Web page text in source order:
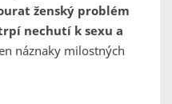
ženský problém
nechutí k sexu a
náznaky milostných